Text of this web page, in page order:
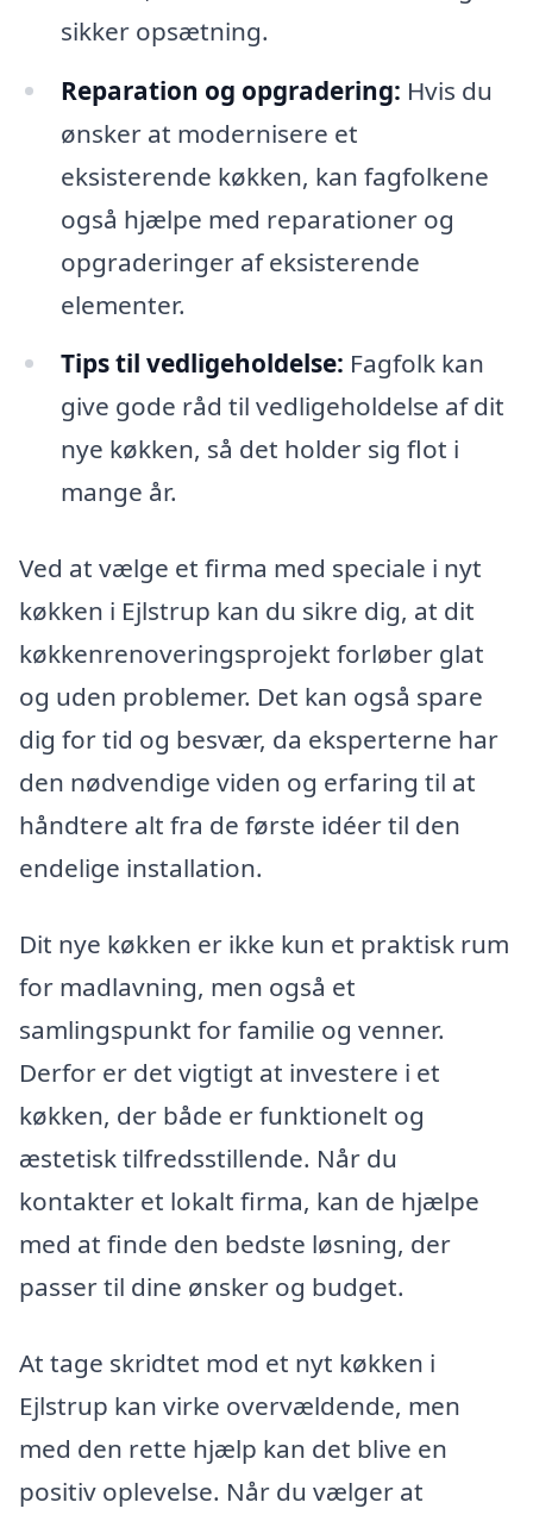
sikker opsætning.
Reparation og opgradering: Hvis du
ønsker at modernisere et
eksisterende køkken, kan fagfolkene
også hjælpe med reparationer og
opgraderinger af eksisterende
elementer.
Tips til vedligeholdelse: Fagfolk kan
give gode råd til vedligeholdelse af dit
nye køkken, så det holder sig flot i
mange år.
Ved at vælge et firma med speciale i nyt
køkken i Ejlstrup kan du sikre dig, at dit
køkkenrenoveringsprojekt forløber glat
og uden problemer. Det kan også spare
dig for tid og besvær, da eksperterne har
den nødvendige viden og erfaring til at
håndtere alt fra de første idéer til den
endelige installation.
Dit nye køkken er ikke kun et praktisk rum
for madlavning, men også et
samlingspunkt for familie og venner.
Derfor er det vigtigt at investere i et
køkken, der både er funktionelt og
æstetisk tilfredsstillende. Når du
kontakter et lokalt firma, kan de hjælpe
med at finde den bedste løsning, der
passer til dine ønsker og budget.
At tage skridtet mod et nyt køkken i
Ejlstrup kan virke overvældende, men
med den rette hjælp kan det blive en
positiv oplevelse. Når du vælger at